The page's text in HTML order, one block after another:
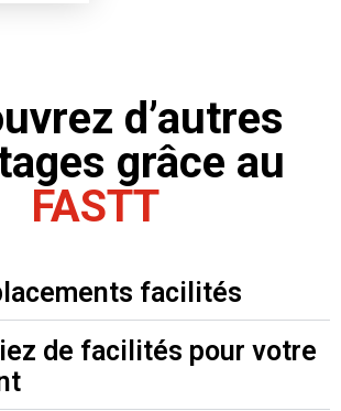
d’autres
grâce au
FASTT
facilités
de facilités pour votre